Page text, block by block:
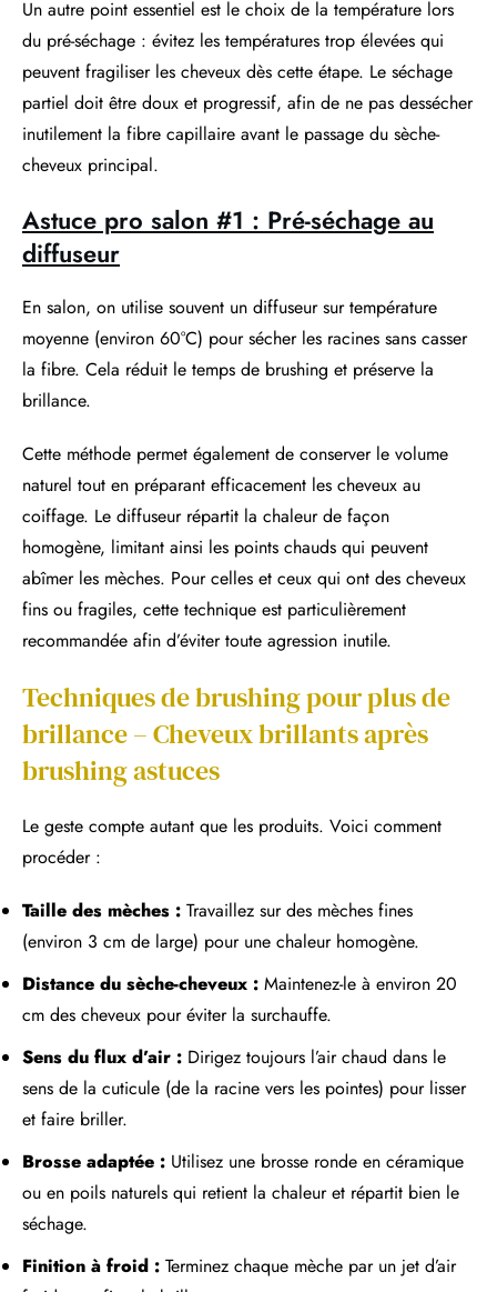
Un autre point essentiel est le choix de la température lors
du pré-séchage : évitez les températures trop élevées qui
peuvent fragiliser les cheveux dès cette étape. Le séchage
partiel doit être doux et progressif, afin de ne pas dessécher
inutilement la fibre capillaire avant le passage du sèche-
cheveux principal.
Astuce pro salon #1 : Pré-séchage au
diffuseur
En salon, on utilise souvent un diffuseur sur température
moyenne (environ 60°C) pour sécher les racines sans casser
la fibre. Cela réduit le temps de brushing et préserve la
brillance.
Cette méthode permet également de conserver le volume
naturel tout en préparant efficacement les cheveux au
coiffage. Le diffuseur répartit la chaleur de façon
homogène, limitant ainsi les points chauds qui peuvent
abîmer les mèches. Pour celles et ceux qui ont des cheveux
fins ou fragiles, cette technique est particulièrement
recommandée afin d’éviter toute agression inutile.
Techniques de brushing pour plus de
brillance – Cheveux brillants après
brushing astuces
Le geste compte autant que les produits. Voici comment
procéder :
Taille des mèches : Travaillez sur des mèches fines
(environ 3 cm de large) pour une chaleur homogène.
Distance du sèche-cheveux : Maintenez-le à environ 20
cm des cheveux pour éviter la surchauffe.
Sens du flux d’air : Dirigez toujours l’air chaud dans le
sens de la cuticule (de la racine vers les pointes) pour lisser
et faire briller.
Brosse adaptée : Utilisez une brosse ronde en céramique
ou en poils naturels qui retient la chaleur et répartit bien le
séchage.
Finition à froid : Terminez chaque mèche par un jet d’air